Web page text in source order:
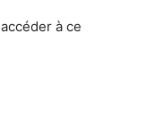
à ce